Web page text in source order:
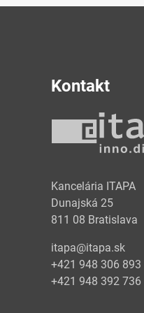
Kontakt
Kancelária ITAPA
Dunajská 25
811 08 Bratislava
itapa@itapa.sk
+421 948 306 893
+421 948 392 736